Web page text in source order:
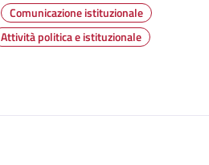
Comunicazione istituzionale
Attività politica e istituzionale